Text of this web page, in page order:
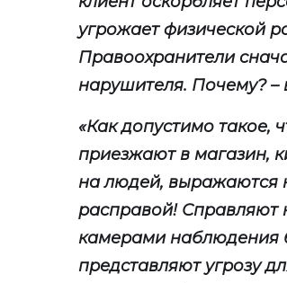
угрожает физической
Правоохранители
нарушителя. Почему?
«Как допустимо такое,
приезжают в магазин,
на людей, выражаются
расправой! Справляют
камерами наблюдения
представляют угрозу